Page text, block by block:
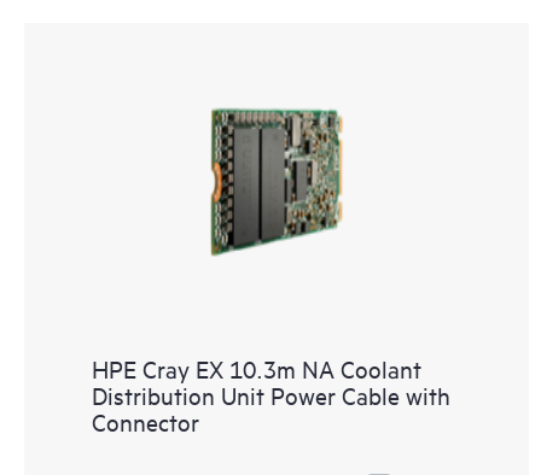
HPE Cray EX 10.3m NA Coolant
Distribution Unit Power Cable with
Connector